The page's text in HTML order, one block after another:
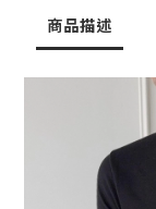
商品描述